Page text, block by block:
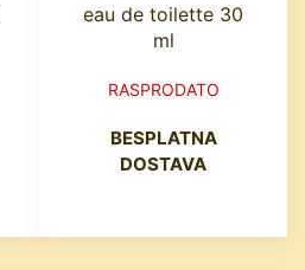
eau de toilette 30
ml
RASPRODATO
BESPLATNA
DOSTAVA